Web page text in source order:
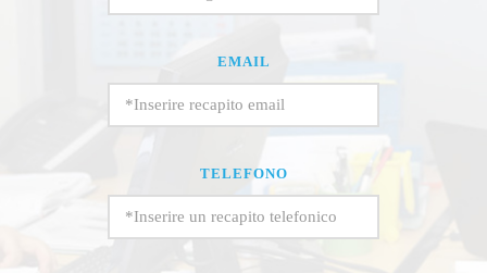
EMAIL
TELEFONO